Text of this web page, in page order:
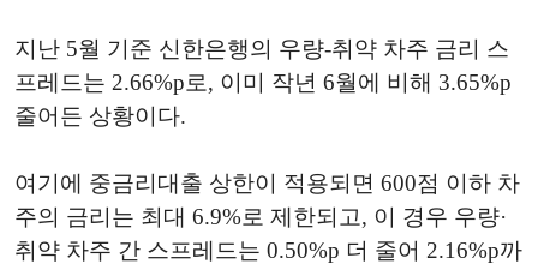
지난 5월 기준 신한은행의 우량-취약 차주 금리 스
프레드는 2.66%p로, 이미 작년 6월에 비해 3.65%p
줄어든 상황이다.
여기에 중금리대출 상한이 적용되면 600점 이하 차
주의 금리는 최대 6.9%로 제한되고, 이 경우 우량·
취약 차주 간 스프레드는 0.50%p 더 줄어 2.16%p까